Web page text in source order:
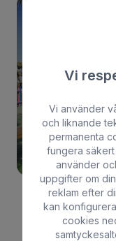
Lekplats
Bull Escorial &
8
Vi
Vi använder
och liknande
permanenta
fungera
använder
uppgifter om
reklam efter
kan
cookies